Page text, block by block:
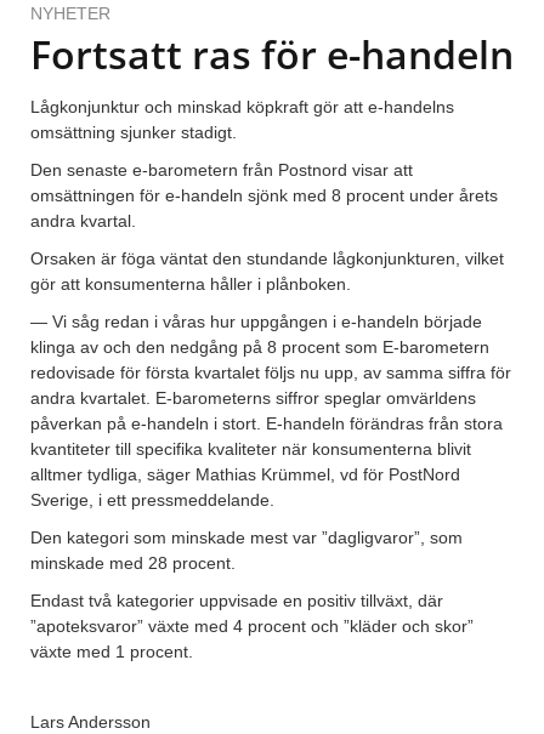
NYHETER
Fortsatt ras för e-handeln
Lågkonjunktur och minskad köpkraft gör att e-handelns
omsättning sjunker stadigt.
Den senaste e-barometern från Postnord visar att
omsättningen för e-handeln sjönk med 8 procent under årets
andra kvartal.
Orsaken är föga väntat den stundande lågkonjunkturen, vilket
gör att konsumenterna håller i plånboken.
— Vi såg redan i våras hur uppgången i e-handeln började
klinga av och den nedgång på 8 procent som E-barometern
redovisade för första kvartalet följs nu upp, av samma siffra för
andra kvartalet. E-barometerns siffror speglar omvärldens
påverkan på e-handeln i stort. E-handeln förändras från stora
kvantiteter till specifika kvaliteter när konsumenterna blivit
alltmer tydliga, säger Mathias Krümmel, vd för PostNord
Sverige, i ett pressmeddelande.
Den kategori som minskade mest var ”dagligvaror”, som
minskade med 28 procent.
Endast två kategorier uppvisade en positiv tillväxt, där
”apoteksvaror” växte med 4 procent och ”kläder och skor”
växte med 1 procent.
Lars Andersson